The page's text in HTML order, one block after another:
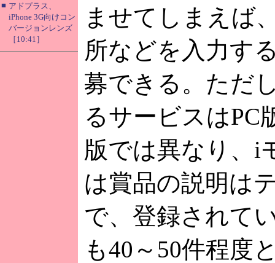
■ アドプラス、
iPhone 3G向けコン
バージョンレンズ
［10:41］
ませてしまえば
所などを入力す
募できる。ただ
るサービスはPC
版では異なり、i
は賞品の説明は
で、登録されて
も40～50件程度